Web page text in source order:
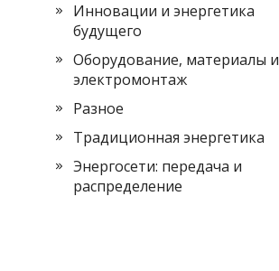
Инновации и энергетика
будущего
Оборудование, материалы и
электромонтаж
Разное
Традиционная энергетика
Энергосети: передача и
распределение